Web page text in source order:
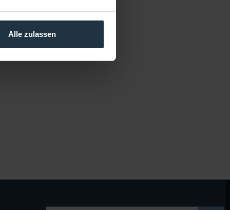
Alle zulassen